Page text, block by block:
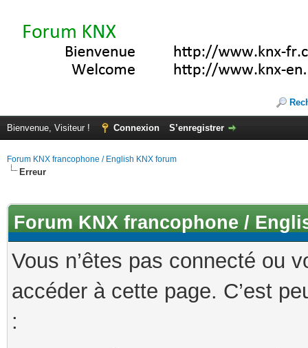
Bienvenue, Visiteur ! Connexion S’enregistrer
Forum KNX francophone / English KNX forum
Erreur
Forum KNX francophone /
Vous n’êtes pas connecté ou
accéder à cette page. C’est
: